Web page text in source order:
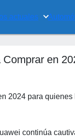
actuales
en
2024 para
continúa